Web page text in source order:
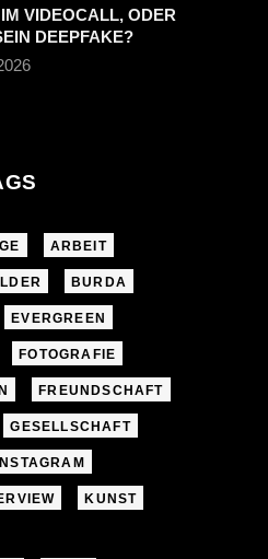
VIDEOCALL, ODER
DEEPFAKE?
ARBEIT
BURDA
EVERGREEN
FOTOGRAFIE
FREUNDSCHAFT
GESELLSCHAFT
INSTAGRAM
KUNST